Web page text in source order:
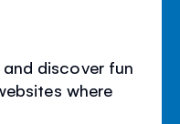
discover fun
where